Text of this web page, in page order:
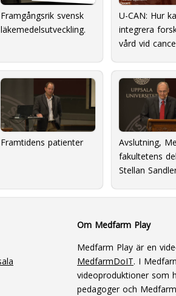
Framgångsrik svensk
läkemedelsutveckling.
U-CAN: Hur
integrera
vård vid
Framtidens patienter
Avslutning,
fakultetens
Stellan
Om Medfarm Play
Medfarm Play är en
MedfarmDoIT. I
videoproduktioner som
pedagoger och